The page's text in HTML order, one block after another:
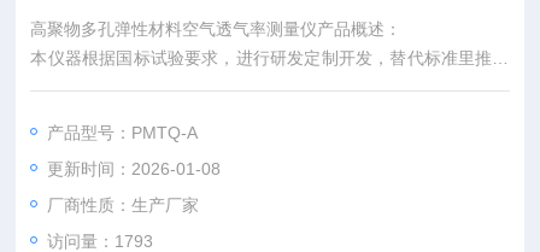
高聚物多孔弹性材料空气透气率测量仪产品概述：
本仪器根据国标试验要求，进行研发定制开发，替代标准里推荐
的RXQ-1型海绵空气透气率测定仪，本仪器集成化程度高，运用
度。通过7寸触摸屏，整个测试过程一键式操作，操作简单，智
能便捷，是各大研究机构、科研院所，质检单位进行海绵透气性
测定的仪器。
产品型号：PMTQ-A
更新时间：2026-01-08
厂商性质：生产厂家
访问量：1793